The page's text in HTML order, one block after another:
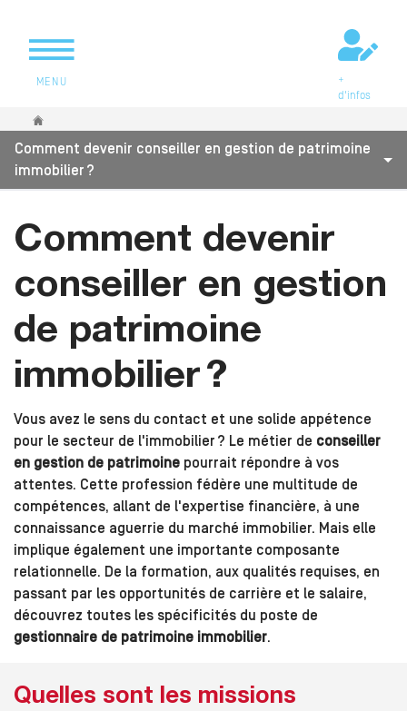
MENU
+
d'infos
Vous êtes ici
Comment devenir conseiller en gestion de patrimoine
immobilier ?
Comment devenir
conseiller en gestion
de patrimoine
immobilier ?
Vous avez le sens du contact et une solide appétence
pour le secteur de l'immobilier ? Le métier de conseiller
en gestion de patrimoine pourrait répondre à vos
attentes. Cette profession fédère une multitude de
compétences, allant de l'expertise financière, à une
connaissance aguerrie du marché immobilier. Mais elle
implique également une importante composante
relationnelle. De la formation, aux qualités requises, en
passant par les opportunités de carrière et le salaire,
découvrez toutes les spécificités du poste de
gestionnaire de patrimoine immobilier.
Quelles sont les missions